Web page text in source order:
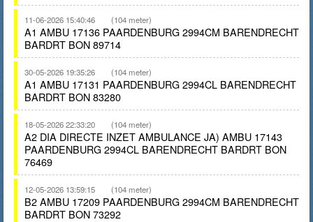
11-06-2026 15:40:46 (104 meter)
A1 AMBU 17136 PAARDENBURG 2994CM BARENDRECHT
BARDRT BON 89714
30-05-2026 19:35:26 (104 meter)
A1 AMBU 17131 PAARDENBURG 2994CL BARENDRECHT
BARDRT BON 83280
18-05-2026 22:33:20 (104 meter)
A2 DIA DIRECTE INZET AMBULANCE JA) AMBU 17143
PAARDENBURG 2994CL BARENDRECHT BARDRT BON
76469
12-05-2026 13:59:15 (104 meter)
B2 AMBU 17209 PAARDENBURG 2994CM BARENDRECHT
BARDRT BON 73292